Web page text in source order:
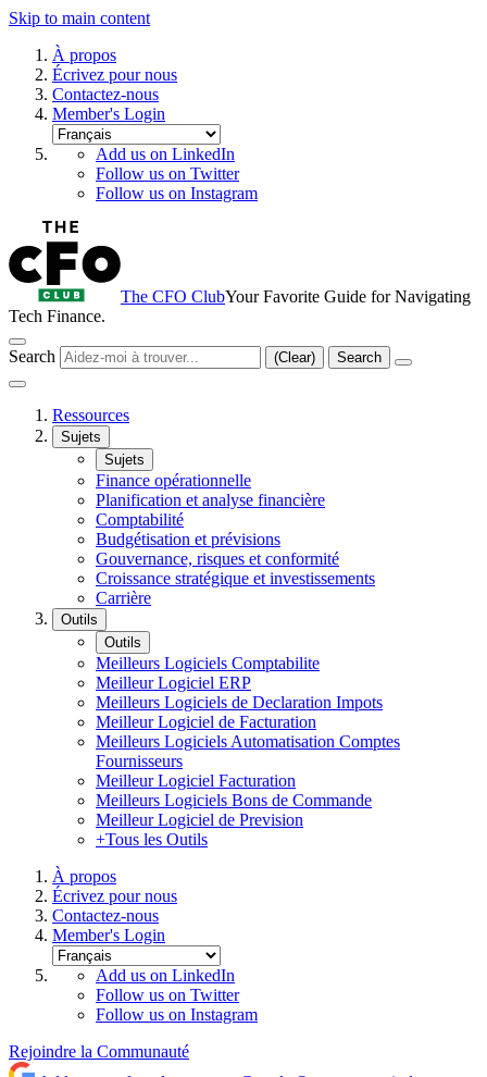
Skip to main content
À propos
Écrivez pour nous
Contactez-nous
Member's Login
Add us on LinkedIn
Follow us on Twitter
Follow us on Instagram
The CFO ClubYour Favorite Guide for Navigating
Tech Finance.
Search (Clear) Search
Ressources
Sujets
Sujets
Finance opérationnelle
Planification et analyse financière
Comptabilité
Budgétisation et prévisions
Gouvernance, risques et conformité
Croissance stratégique et investissements
Carrière
Outils
Outils
Meilleurs Logiciels Comptabilite
Meilleur Logiciel ERP
Meilleurs Logiciels de Declaration Impots
Meilleur Logiciel de Facturation
Meilleurs Logiciels Automatisation Comptes
Fournisseurs
Meilleur Logiciel Facturation
Meilleurs Logiciels Bons de Commande
Meilleur Logiciel de Prevision
+Tous les Outils
À propos
Écrivez pour nous
Contactez-nous
Member's Login
Add us on LinkedIn
Follow us on Twitter
Follow us on Instagram
Rejoindre la Communauté